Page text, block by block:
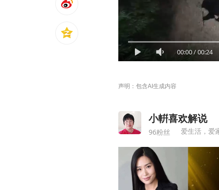
00:00/00:24
声明：包含AI生成内容
小輧喜欢解说
96粉丝 爱生活，爱